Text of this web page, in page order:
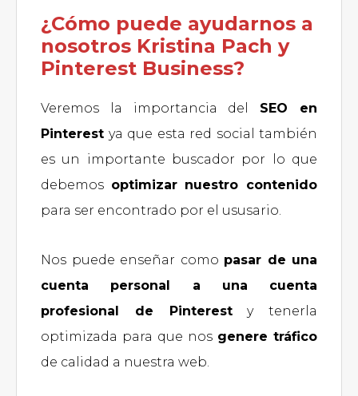
¿Cómo puede ayudarnos a
nosotros Kristina Pach y
Pinterest Business?
Veremos la importancia del SEO en
Pinterest ya que esta red social también
es un importante buscador por lo que
debemos optimizar nuestro contenido
para ser encontrado por el ususario.
Nos puede enseñar como pasar de una
cuenta personal a una cuenta
profesional de Pinteresty tenerla
optimizada para que nos genere tráfico
de calidad a nuestra web.